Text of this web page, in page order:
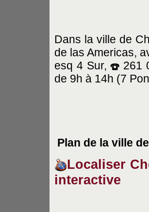
Dans la ville de
de las Americas,
esq 4 Sur,
261
de 9h à 14h (7
Plan de la ville
Localiser
interactive